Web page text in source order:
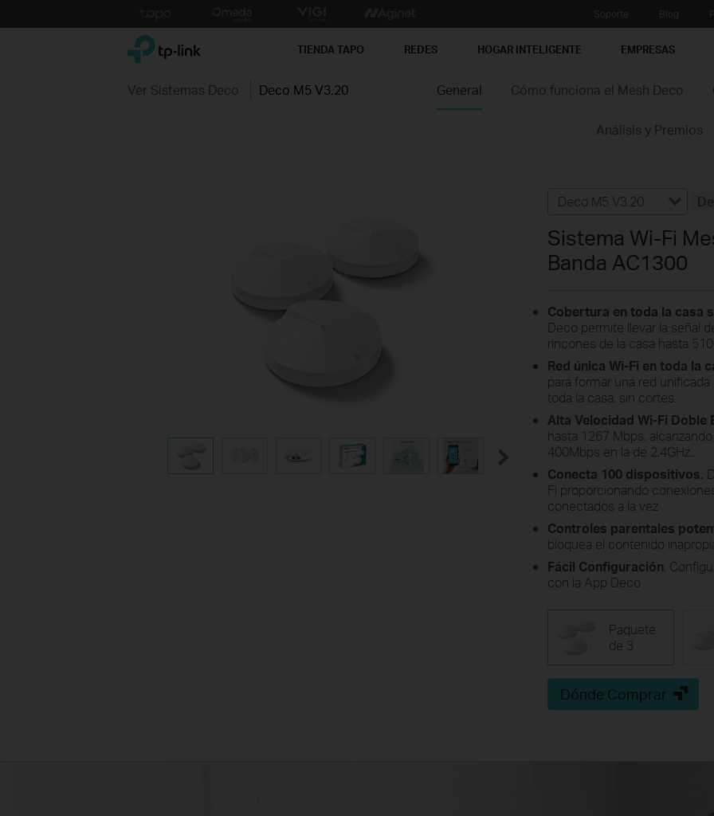
to
TP-Link, Reliably Smart TIENDA TAPO REDES HOGAR INTELIGENTE EMPRESAS
Ver Sistemas Deco Deco M5 V3.20 General Cómo funciona el Mesh Deco
Análisis y Premios
Deco M5 V3.20
Sistema Wi-Fi
Banda AC1300
Cobertura en toda la casa
Deco permite llevar la señal
rincones de la casa hasta
Red única Wi-Fi en toda la
para formar una red
toda la casa, sin cortes.
Alta Velocidad Wi-Fi Doble
hasta 1267 Mbps,
400Mbps en la de 2,4GHz..
Conecta 100 dispositivos.
Fi proporcionando
conectados a la vez
Controles parentales
bloquea el contenido
Fácil Configuración .
con la App Deco
Paquete
de 3
Dónde Comprar